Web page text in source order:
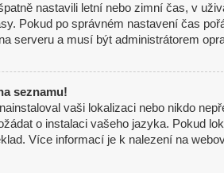
nastavili letní nebo zimní čas, v
Pokud po správném nastavení čas
serveru a musí být administrátorem
seznamu!
vaši lokalizaci nebo nikdo
o instalaci vašeho jazyka. Pokud
Více informací je k nalezení na